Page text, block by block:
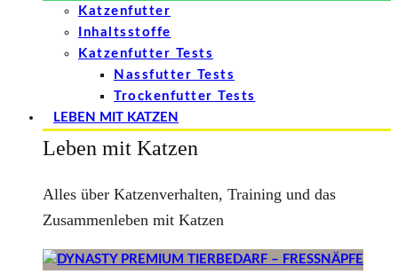
Katzenfutter
Inhaltsstoffe
Katzenfutter Tests
Nassfutter Tests
Trockenfutter Tests
LEBEN MIT KATZEN
Leben mit Katzen
Alles über Katzenverhalten, Training und das
Zusammenleben mit Katzen